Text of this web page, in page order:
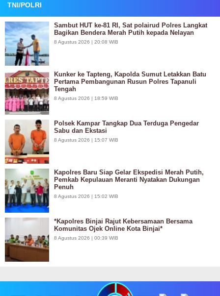
TNI/POLRI
Sambut HUT ke-81 RI, Sat polairud Polres Langkat
Bagikan Bendera Merah Putih kepada Nelayan
8 Agustus 2026 | 20:08 WIB
Kunker ke Tapteng, Kapolda Sumut Letakkan Batu
Pertama Pembangunan Rusun Polres Tapanuli
Tengah
8 Agustus 2026 | 18:59 WIB
Polsek Kampar Tangkap Dua Terduga Pengedar
Sabu dan Ekstasi
8 Agustus 2026 | 15:07 WIB
Kapolres Baru Siap Gelar Ekspedisi Merah Putih,
Pemkab Kepulauan Meranti Nyatakan Dukungan
Penuh
8 Agustus 2026 | 15:02 WIB
*Kapolres Binjai Rajut Kebersamaan Bersama
Komunitas Ojek Online Kota Binjai*
8 Agustus 2026 | 00:39 WIB